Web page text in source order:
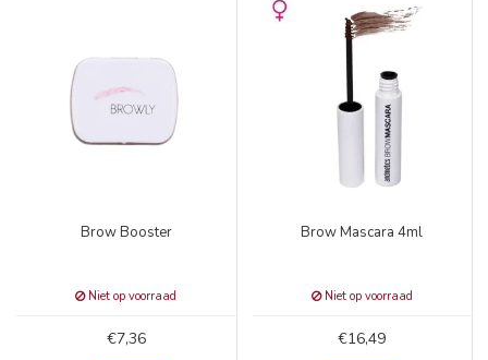
Brow Booster
Niet op voorraad
€7,36
Brow Mascara 4ml
Niet op voorraad
€16,49